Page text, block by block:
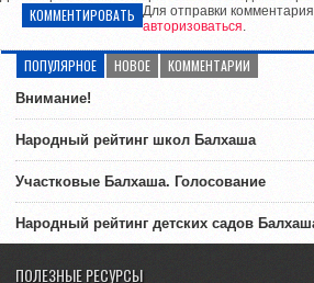
КОММЕНТИРОВАТЬ Для отправки
авторизоваться.
ПОПУЛЯРНОЕ НОВОЕ КОММЕНТАРИИ
Внимание!
Народный рейтинг школ Балхаша
Участковые Балхаша. Голосование
Народный рейтинг детских садов
ПОЛЕЗНЫЕ РЕСУРСЫ